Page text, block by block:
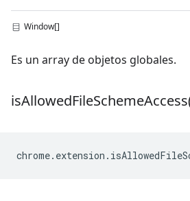
Window[]
Es un array de objetos globales.
isAllowedFileScheme
chrome. extension .